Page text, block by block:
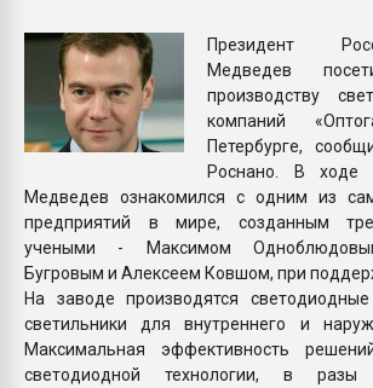
Президент
Медведев
производству
компаний
Петербурге,
Роснано. В ходе
Медведев ознакомился с одним из
предприятий в мире, созданным
учеными - Максимом
Бугровым и Алексеем Ковшом, при
На заводе производятся
светильники для внутреннего и
Максимальная эффективность
светодиодной технологии, в